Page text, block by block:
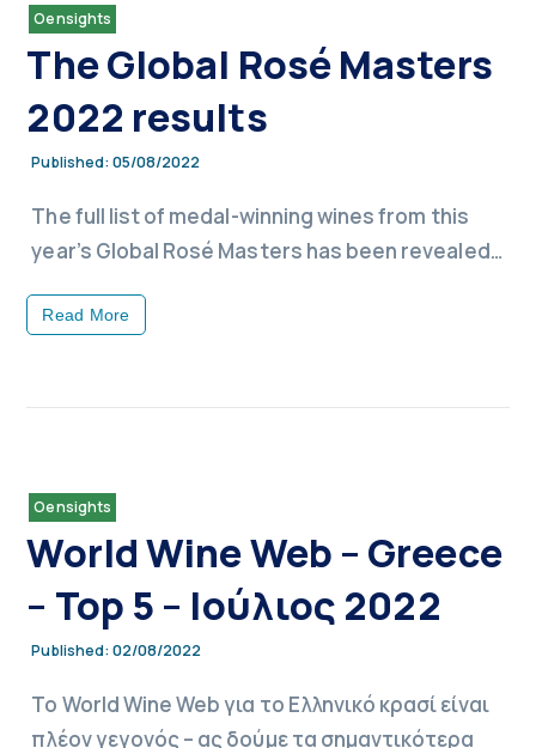
Oensights
The Global Rosé Masters
2022 results
Published: 05/08/2022
The full list of medal-winning wines from this
year’s Global Rosé Masters has been revealed…
Read More
Oensights
World Wine Web – Greece
– Top 5 – Ιούλιος 2022
Published: 02/08/2022
Το World Wine Web για το Ελληνικό κρασί είναι
πλέον γεγονός – ας δούμε τα σημαντικότερα